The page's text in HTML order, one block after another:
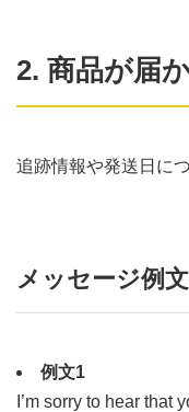
2. 商品が届
追跡情報や発送日に
メッセージ例文
例文1
I’m sorry to hear that